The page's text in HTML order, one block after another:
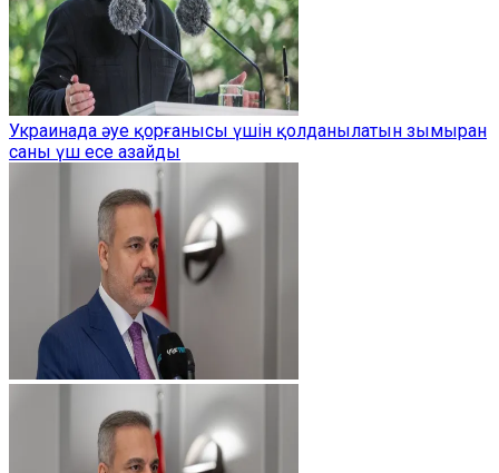
Украинада әуе қорғанысы үшін қолданылатын зымыран
саны үш есе азайды